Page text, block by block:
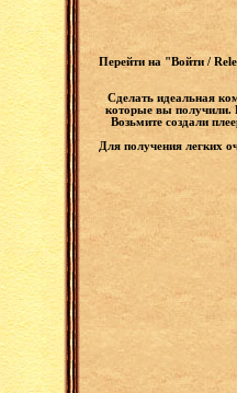
Перейти на "Войти /
Сделать идеальная
которые вы получили.
Возьмите создали
Для получения легких